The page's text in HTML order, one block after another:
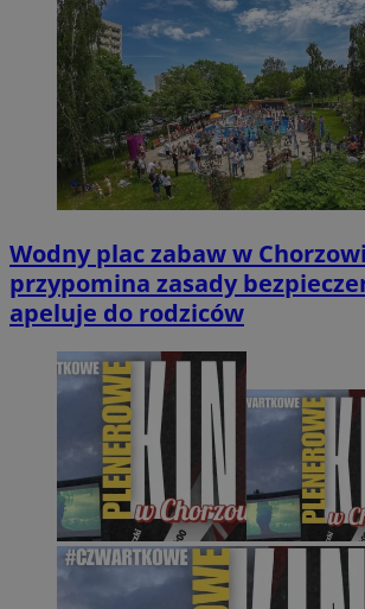
Wodny plac zabaw w
przypomina zasady
apeluje do rodziców